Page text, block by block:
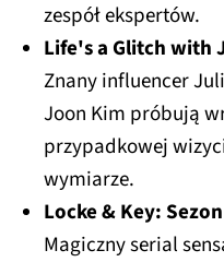
zespół ekspertów.
Life's a Glitch with
Znany influencer
Joon Kim próbują
przypadkowej
wymiarze.
Locke & Key:
Magiczny serial